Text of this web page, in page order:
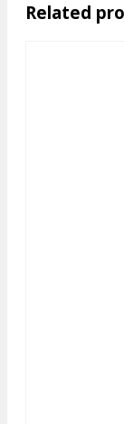
Related